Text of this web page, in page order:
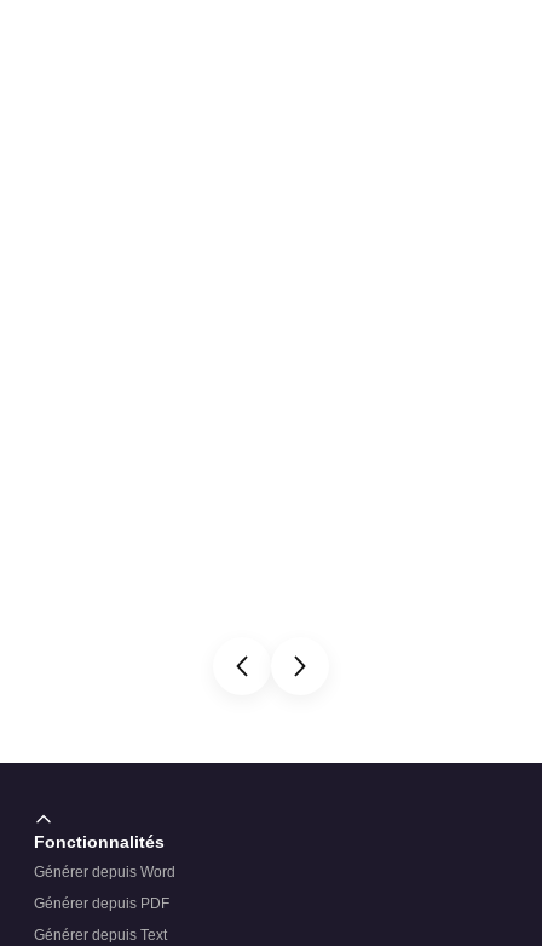
Fonctionnalités
Générer depuis Word
Générer depuis PDF
Générer depuis Text